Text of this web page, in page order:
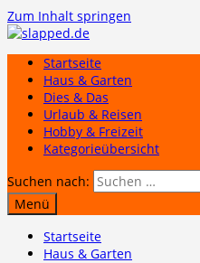
Zum Inhalt springen
Startseite
Haus & Garten
Dies & Das
Urlaub & Reisen
Hobby & Freizeit
Kategorieübersicht
Suchen nach:
Menü
Startseite
Haus & Garten